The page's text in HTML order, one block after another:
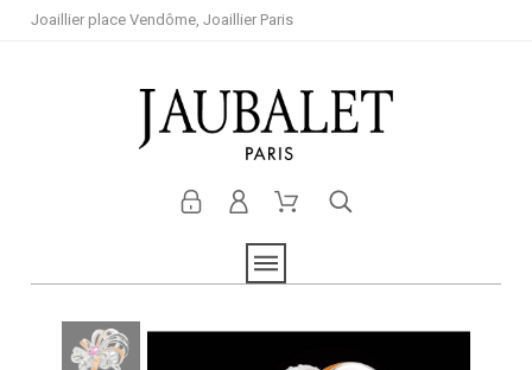
Joaillier place Vendôme, Joaillier Paris